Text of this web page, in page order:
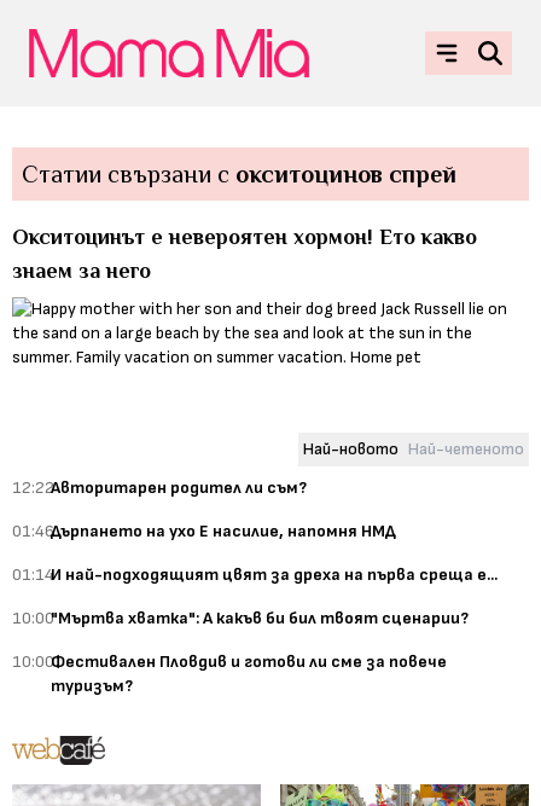
Статии свързани с окситоцинов спрей
Окситоцинът е невероятен хормон! Ето какво
знаем за него
Най-новото Най-четеното
12:22Авторитарен родител ли съм?
01:46Дърпането на ухо Е насилие, напомня НМД
01:14И най-подходящият цвят за дреха на първа среща е...
10:00"Мъртва хватка": А какъв би бил твоят сценарии?
10:00Фестивален Пловдив и готови ли сме за повече
туризъм?